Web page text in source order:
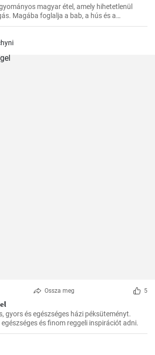
magyar étel, amely hihetetlenül
Magába foglalja a bab, a hús és a
Egy tökéletes étel a hideg téli
Ennek a receptnek segítségével 20 főre
Ossza meg 5
gyors és egészséges házi péksüteményt.
és finom reggeli inspirációt adni.